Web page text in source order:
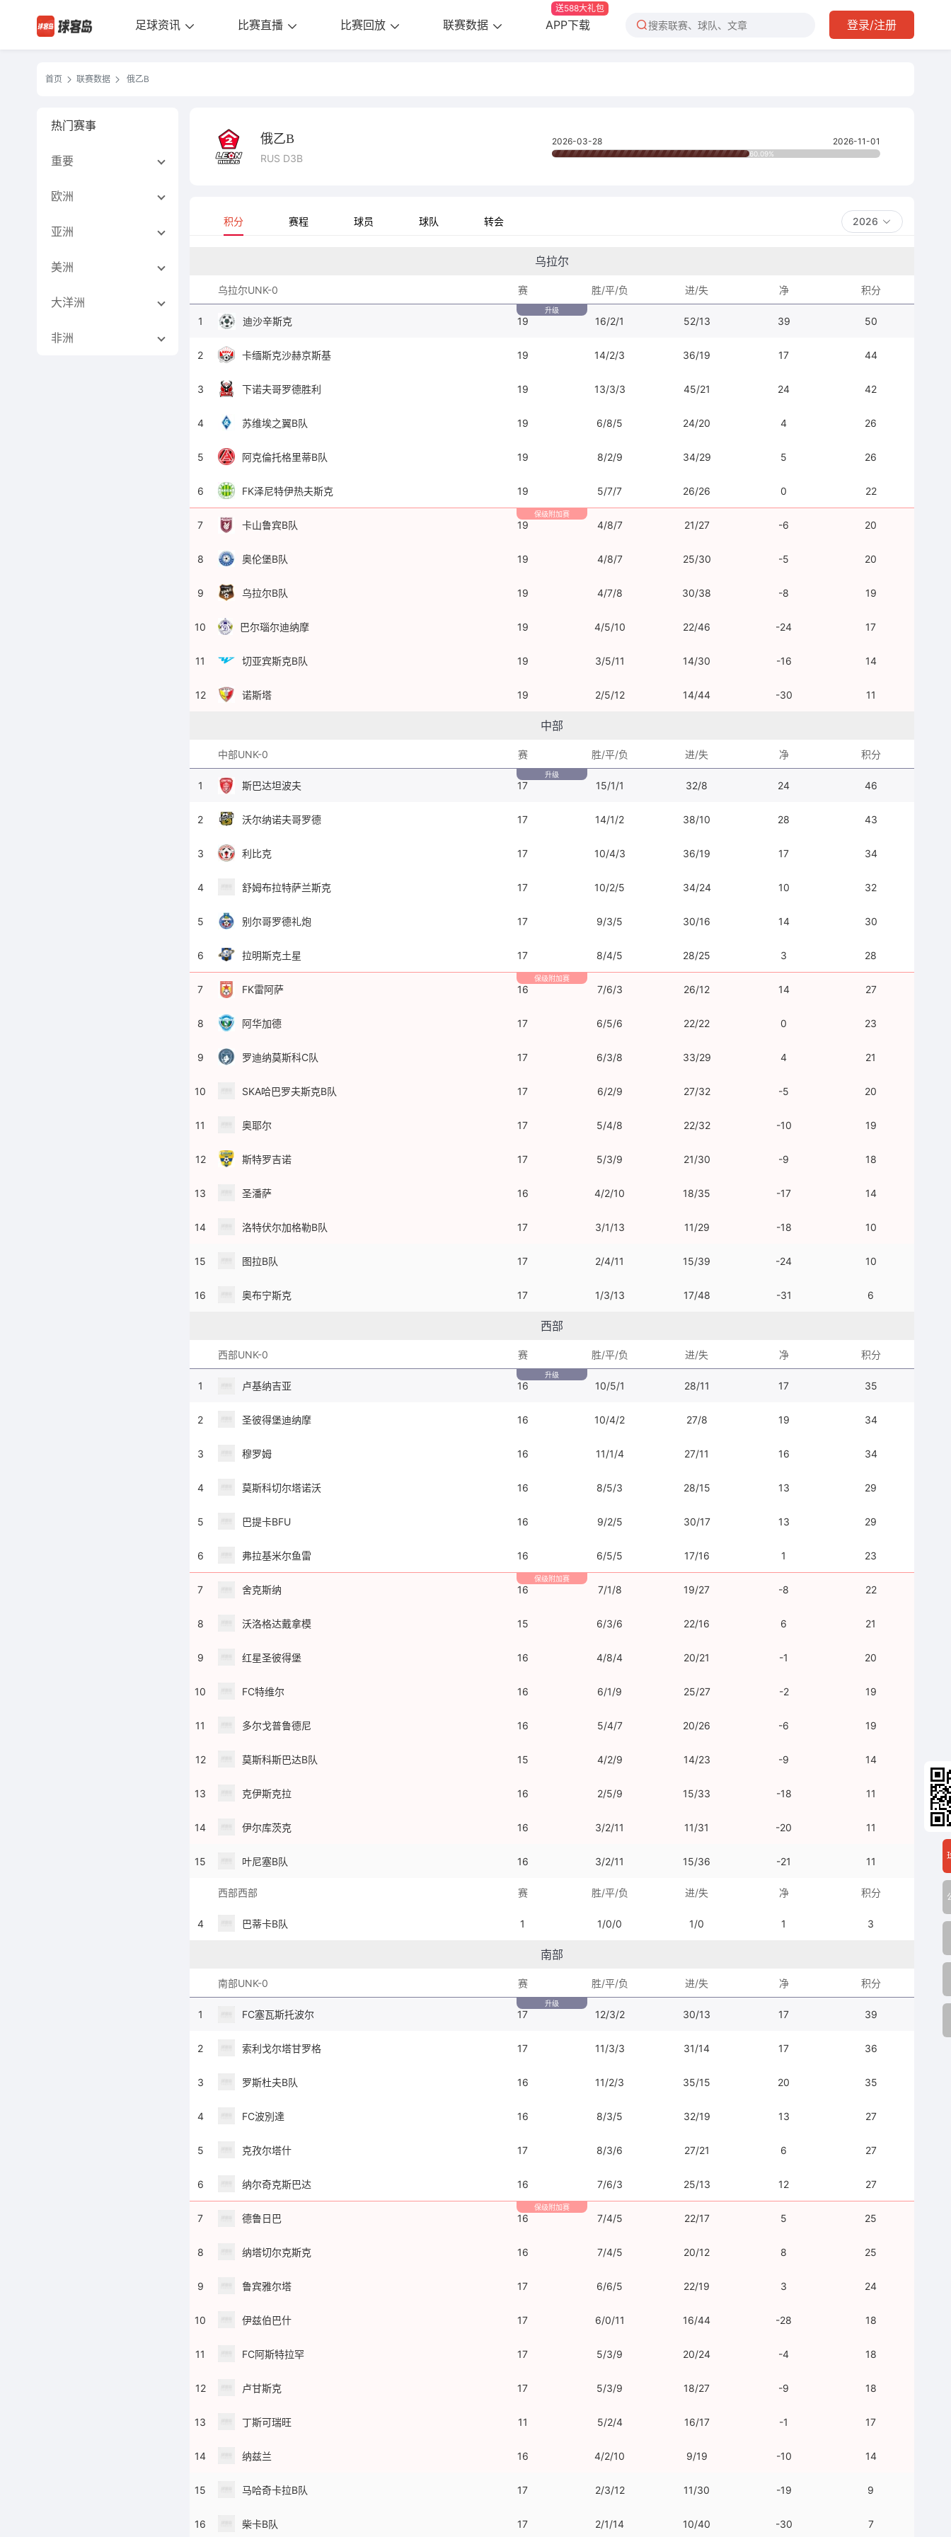
足球资讯 比赛直播 比赛回放 联赛数据 APP下载
送588大礼包
登录/注册
首页 联赛数据 俄乙B
热门赛事
重要
欧洲
亚洲
美洲
大洋洲
非洲
俄乙B
RUS D3B
2026-03-28 2026-11-01
60.09%
积分 赛程 球员 球队 转会 2026
乌拉尔
乌拉尔UNK-0 赛 胜/平/负 进/失 净 积分
升级
1 迪沙辛斯克 19 16/2/1 52/13 39 50
2 卡缅斯克沙赫京斯基 19 14/2/3 36/19 17 44
3 下诺夫哥罗德胜利 19 13/3/3 45/21 24 42
4 苏维埃之翼B队 19 6/8/5 24/20 4 26
5 阿克倫托格里蒂B队 19 8/2/9 34/29 5 26
6 FK泽尼特伊热夫斯克 19 5/7/7 26/26 0 22
保级附加赛
7 卡山鲁宾B队 19 4/8/7 21/27 -6 20
8 奥伦堡B队 19 4/8/7 25/30 -5 20
9 乌拉尔B队 19 4/7/8 30/38 -8 19
10 巴尔瑙尔迪纳摩 19 4/5/10 22/46 -24 17
11 切亚宾斯克B队 19 3/5/11 14/30 -16 14
12 诺斯塔 19 2/5/12 14/44 -30 11
中部
中部UNK-0 赛 胜/平/负 进/失 净 积分
升级
1 斯巴达坦波夫 17 15/1/1 32/8 24 46
2 沃尔纳诺夫哥罗德 17 14/1/2 38/10 28 43
3 利比克 17 10/4/3 36/19 17 34
4 舒姆布拉特萨兰斯克 17 10/2/5 34/24 10 32
5 别尔哥罗德礼炮 17 9/3/5 30/16 14 30
6 拉明斯克土星 17 8/4/5 28/25 3 28
保级附加赛
7 FK雷阿萨 16 7/6/3 26/12 14 27
8 阿华加德 17 6/5/6 22/22 0 23
9 罗迪纳莫斯科C队 17 6/3/8 33/29 4 21
10 SKA哈巴罗夫斯克B队 17 6/2/9 27/32 -5 20
11 奥耶尔 17 5/4/8 22/32 -10 19
12 斯特罗吉诺 17 5/3/9 21/30 -9 18
13 圣潘萨 16 4/2/10 18/35 -17 14
14 洛特伏尔加格勒B队 17 3/1/13 11/29 -18 10
15 图拉B队 17 2/4/11 15/39 -24 10
16 奥布宁斯克 17 1/3/13 17/48 -31 6
西部
西部UNK-0 赛 胜/平/负 进/失 净 积分
升级
1 卢基纳吉亚 16 10/5/1 28/11 17 35
2 圣彼得堡迪纳摩 16 10/4/2 27/8 19 34
3 穆罗姆 16 11/1/4 27/11 16 34
4 莫斯科切尔塔诺沃 16 8/5/3 28/15 13 29
5 巴提卡BFU 16 9/2/5 30/17 13 29
6 弗拉基米尔鱼雷 16 6/5/5 17/16 1 23
保级附加赛
7 舍克斯纳 16 7/1/8 19/27 -8 22
8 沃洛格达戴拿模 15 6/3/6 22/16 6 21
9 红星圣彼得堡 16 4/8/4 20/21 -1 20
10 FC特维尔 16 6/1/9 25/27 -2 19
11 多尔戈普鲁德尼 16 5/4/7 20/26 -6 19
12 莫斯科斯巴达B队 15 4/2/9 14/23 -9 14
13 克伊斯克拉 16 2/5/9 15/33 -18 11
14 伊尔库茨克 16 3/2/11 11/31 -20 11
15 叶尼塞B队 16 3/2/11 15/36 -21 11
西部西部 赛 胜/平/负 进/失 净 积分
4 巴蒂卡B队 1 1/0/0 1/0 1 3
南部
南部UNK-0 赛 胜/平/负 进/失 净 积分
升级
1 FC塞瓦斯托波尔 17 12/3/2 30/13 17 39
2 索利戈尔塔甘罗格 17 11/3/3 31/14 17 36
3 罗斯杜夫B队 16 11/2/3 35/15 20 35
4 FC波別達 16 8/3/5 32/19 13 27
5 克孜尔塔什 17 8/3/6 27/21 6 27
6 纳尔奇克斯巴达 16 7/6/3 25/13 12 27
保级附加赛
7 德鲁日巴 16 7/4/5 22/17 5 25
8 纳塔切尔克斯克 16 7/4/5 20/12 8 25
9 鲁宾雅尔塔 17 6/6/5 22/19 3 24
10 伊兹伯巴什 17 6/0/11 16/44 -28 18
11 FC阿斯特拉罕 17 5/3/9 20/24 -4 18
12 卢甘斯克 17 5/3/9 18/27 -9 18
13 丁斯可瑞旺 11 5/2/4 16/17 -1 17
14 纳兹兰 16 4/2/10 9/19 -10 14
15 马哈奇卡拉B队 17 2/3/12 11/30 -19 9
16 柴卡B队 17 2/1/14 10/40 -30 7